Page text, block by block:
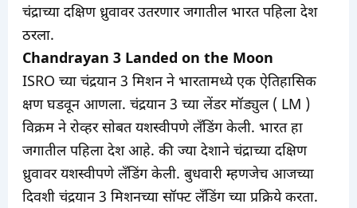
चंद्राच्या दक्षिण ध्रुवावर उतरणार जगातील भारत पहिला देश
ठरला.
Chandrayan 3 Landed on the Moon
ISRO च्या चंद्रयान 3 मिशन ने भारतामध्ये एक ऐतिहासिक
क्षण घडवून आणला. चंद्रयान 3 च्या लेंडर मॉड्युल ( LM )
विक्रम ने रोव्हर सोबत यशस्वीपणे लँडिंग केली. भारत हा
जगातील पहिला देश आहे. की ज्या देशाने चंद्राच्या दक्षिण
ध्रुवावर यशस्वीपणे लँडिंग केली. बुधवारी म्हणजेच आजच्या
दिवशी चंद्रयान 3 मिशनच्या सॉफ्ट लँडिंग च्या प्रक्रिये करता.